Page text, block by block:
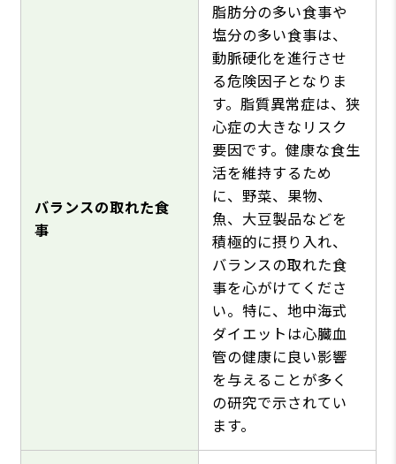
バランスの取れた食
事
脂肪分の多い食事や
塩分の多い食事は、
動脈硬化を進行させ
る危険因子となりま
す。脂質異常症は、狭
心症の大きなリスク
要因です。健康な食生
活を維持するため
に、野菜、果物、
魚、大豆製品などを
積極的に摂り入れ、
バランスの取れた食
事を心がけてくださ
い。特に、地中海式
ダイエットは心臓血
管の健康に良い影響
を与えることが多く
の研究で示されてい
ます。